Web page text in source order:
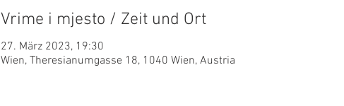
Vrime i mjesto / Zeit und Ort
27. März 2023, 19:30
Wien, Theresianumgasse 18, 1040 Wien, Austria